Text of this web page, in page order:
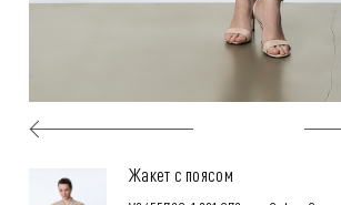
Жакет с поясом